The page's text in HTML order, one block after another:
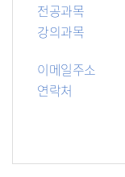
전공과목
강의과목
이메일주소
연락처